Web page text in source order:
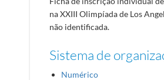
na XXIII Olimpíada de Los
não identificada.
Sistema de
Numérico